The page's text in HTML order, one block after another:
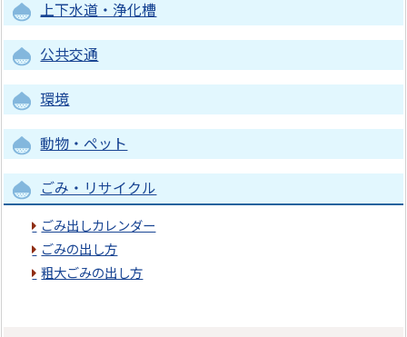
上下水道・浄化槽
公共交通
環境
動物・ペット
ごみ・リサイクル
ごみ出しカレンダー
ごみの出し方
粗大ごみの出し方